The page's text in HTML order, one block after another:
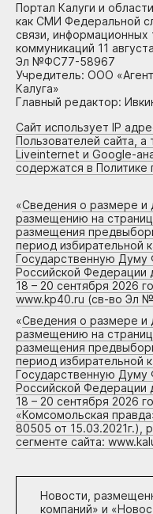
Портал Калуги и
как СМИ Федеральной
связи, информационных
коммуникаций 11
Эл №ФС77-58967
Учредитель: ООО
Калуга»
Главный редактор:
Сайт использует IP
Пользователей сайта, а
Liveinternet и Google-
содержатся в
«Сведения о размере и
размещению на
размещения
период избирательной
Государственную Думу
Российской Федерации
18 – 20 сентября 2026
www.kp40.ru (св-во Эл
«Сведения о размере и
размещению на
размещения
период избирательной
Государственную Думу
Российской Федерации
18 – 20 сентября 2026
«Комсомольская
80505 от 15.03.2021г.),
сегменте сайта:
Новости,
компаний» и «